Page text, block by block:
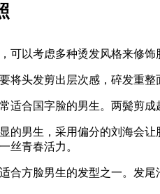
可以考虑多种烫发风格来修
将头发剪出层次感，碎发重
适合国字脸的男生。两鬓剪
的男生，采用偏分的刘海会
丝青春活力。
合方脸男生的发型之一。发